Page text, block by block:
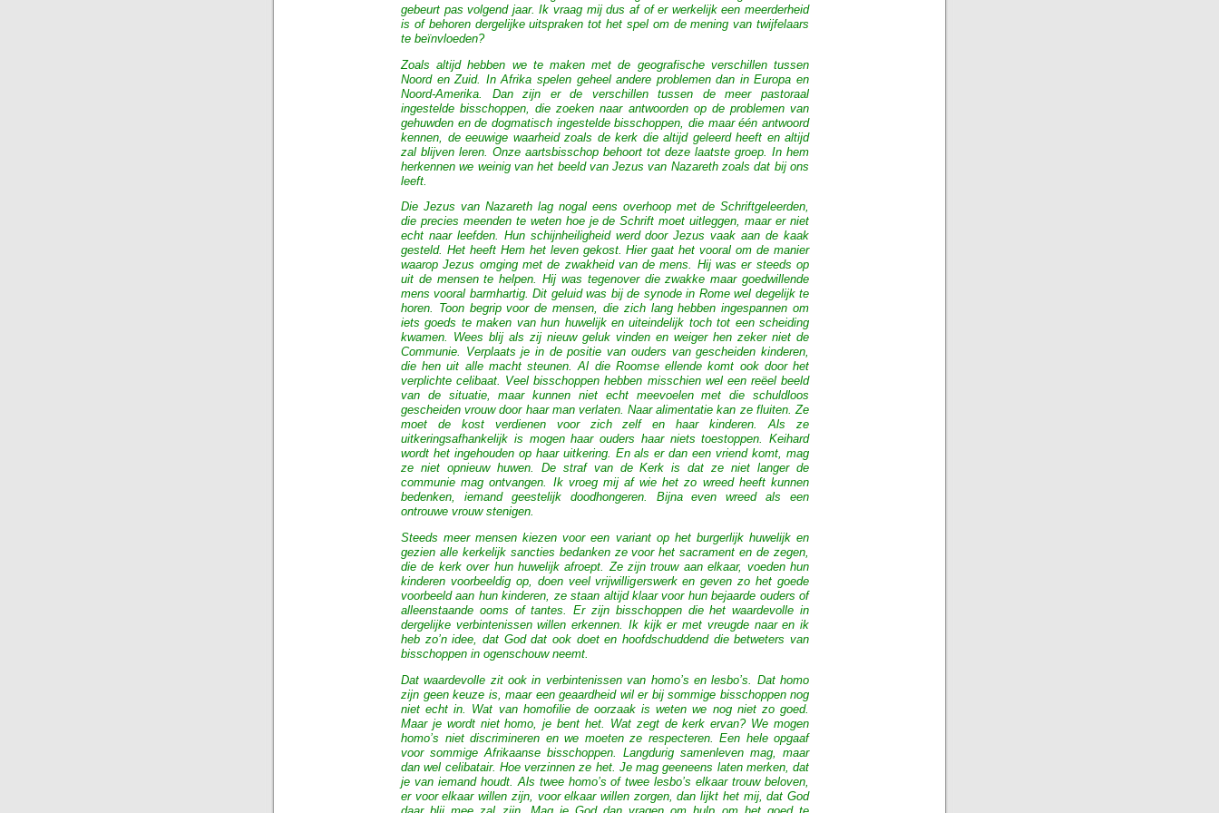
gebeurt pas volgend jaar. Ik vraag mij dus af of er werkelijk een meerderheid
is of behoren dergelijke uitspraken tot het spel om de mening van twijfelaars
te beïnvloeden?
Zoals altijd hebben we te maken met de geografische verschillen tussen
Noord en Zuid. In Afrika spelen geheel andere problemen dan in Europa en
Noord-Amerika. Dan zijn er de verschillen tussen de meer pastoraal
ingestelde bisschoppen, die zoeken naar antwoorden op de problemen van
gehuwden en de dogmatisch ingestelde bisschoppen, die maar één antwoord
kennen, de eeuwige waarheid zoals de kerk die altijd geleerd heeft en altijd
zal blijven leren. Onze aartsbisschop behoort tot deze laatste groep. In hem
herkennen we weinig van het beeld van Jezus van Nazareth zoals dat bij ons
leeft.
Die Jezus van Nazareth lag nogal eens overhoop met de Schriftgeleerden,
die precies meenden te weten hoe je de Schrift moet uitleggen, maar er niet
echt naar leefden. Hun schijnheiligheid werd door Jezus vaak aan de kaak
gesteld. Het heeft Hem het leven gekost. Hier gaat het vooral om de manier
waarop Jezus omging met de zwakheid van de mens. Hij was er steeds op
uit de mensen te helpen. Hij was tegenover die zwakke maar goedwillende
mens vooral barmhartig. Dit geluid was bij de synode in Rome wel degelijk te
horen. Toon begrip voor de mensen, die zich lang hebben ingespannen om
iets goeds te maken van hun huwelijk en uiteindelijk toch tot een scheiding
kwamen. Wees blij als zij nieuw geluk vinden en weiger hen zeker niet de
Communie. Verplaats je in de positie van ouders van gescheiden kinderen,
die hen uit alle macht steunen. Al die Roomse ellende komt ook door het
verplichte celibaat. Veel bisschoppen hebben misschien wel een reëel beeld
van de situatie, maar kunnen niet echt meevoelen met die schuldloos
gescheiden vrouw door haar man verlaten. Naar alimentatie kan ze fluiten. Ze
moet de kost verdienen voor zich zelf en haar kinderen. Als ze
uitkeringsafhankelijk is mogen haar ouders haar niets toestoppen. Keihard
wordt het ingehouden op haar uitkering. En als er dan een vriend komt, mag
ze niet opnieuw huwen. De straf van de Kerk is dat ze niet langer de
communie mag ontvangen. Ik vroeg mij af wie het zo wreed heeft kunnen
bedenken, iemand geestelijk doodhongeren. Bijna even wreed als een
ontrouwe vrouw stenigen.
Steeds meer mensen kiezen voor een variant op het burgerlijk huwelijk en
gezien alle kerkelijk sancties bedanken ze voor het sacrament en de zegen,
die de kerk over hun huwelijk afroept. Ze zijn trouw aan elkaar, voeden hun
kinderen voorbeeldig op, doen veel vrijwilligerswerk en geven zo het goede
voorbeeld aan hun kinderen, ze staan altijd klaar voor hun bejaarde ouders of
alleenstaande ooms of tantes. Er zijn bisschoppen die het waardevolle in
dergelijke verbintenissen willen erkennen. Ik kijk er met vreugde naar en ik
heb zo’n idee, dat God dat ook doet en hoofdschuddend die betweters van
bisschoppen in ogenschouw neemt.
Dat waardevolle zit ook in verbintenissen van homo’s en lesbo’s. Dat homo
zijn geen keuze is, maar een geaardheid wil er bij sommige bisschoppen nog
niet echt in. Wat van homofilie de oorzaak is weten we nog niet zo goed.
Maar je wordt niet homo, je bent het. Wat zegt de kerk ervan? We mogen
homo’s niet discrimineren en we moeten ze respecteren. Een hele opgaaf
voor sommige Afrikaanse bisschoppen. Langdurig samenleven mag, maar
dan wel celibatair. Hoe verzinnen ze het. Je mag geeneens laten merken, dat
je van iemand houdt. Als twee homo’s of twee lesbo’s elkaar trouw beloven,
er voor elkaar willen zijn, voor elkaar willen zorgen, dan lijkt het mij, dat God